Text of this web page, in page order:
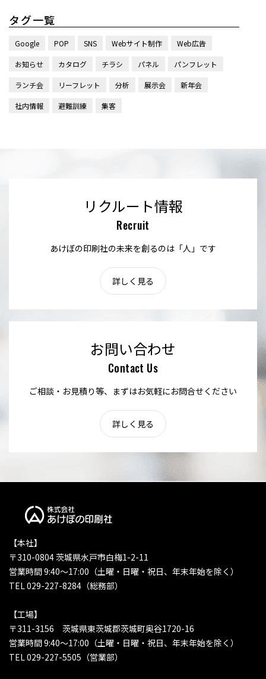
タグ一覧
Google POP SNS Webサイト制作 Web広告
お知らせ カタログ チラシ パネル パンフレット
ランチ会 リーフレット 分析 展示会 新年会
社内情報 避難訓練 集客
リクルート情報
Recruit
あけぼの印刷社の未来を創るのは「人」です
詳しく見る
お問い合わせ
Contact Us
ご相談・お見積り等、まずはお気軽にお問合せください
詳しく見る
【本社】
〒310-0804 茨城県水戸市白梅1-2-11
営業時間 9:40〜17:00（土曜・日曜・祝日、年末年始を除く）
TEL 029-227-8284（総務部）
【工場】
〒311-3156 茨城県東茨城郡茨城町奥谷1720-16
営業時間 9:40〜17:00（土曜・日曜・祝日、年末年始を除く）
TEL 029-227-5505（営業部）